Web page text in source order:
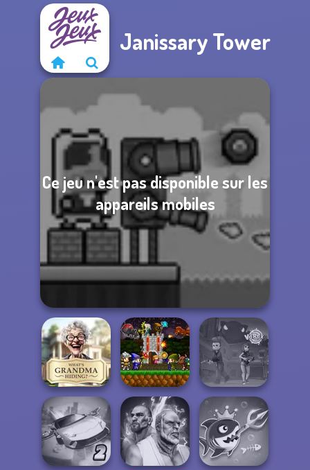
Janissary Tower
Ce jeu n'est pas disponible sur les
appareils mobiles
What Is Grandma
Hiding
Mini Guardians
Castle Defense
Vortex 9